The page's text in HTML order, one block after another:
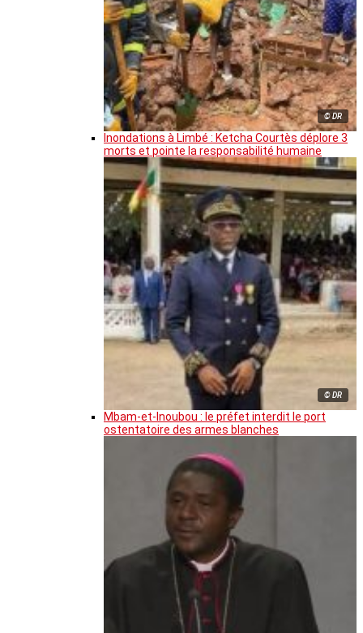
© DR
Inondations à Limbé : Ketcha Courtès déplore 3
morts et pointe la responsabilité humaine
© DR
Mbam-et-Inoubou : le préfet interdit le port
ostentatoire des armes blanches